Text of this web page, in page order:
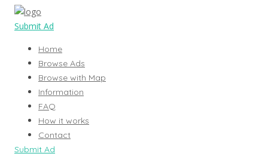
Submit Ad
Home
Browse Ads
Browse with Map
Information
FAQ
How it works
Contact
Submit Ad